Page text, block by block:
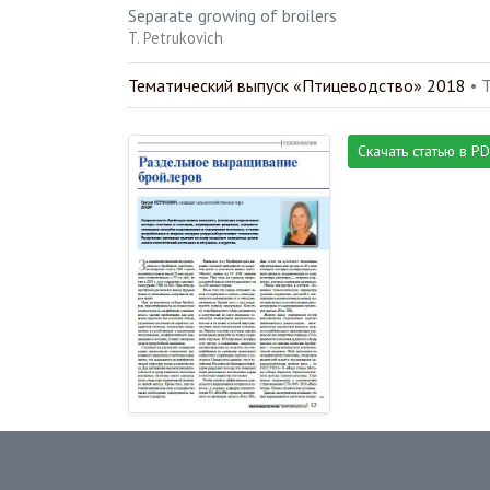
Separate growing of broilers
T. Petrukovich
Тематический выпуск «Птицеводство» 2018 •
Скачать статью в